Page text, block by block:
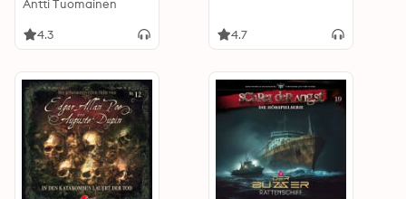
Antti Tuomainen
4.3 4.7